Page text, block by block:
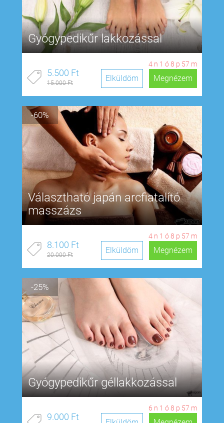
Gyógypedikűr lakkozással
4 n 1 ó8 p 57 m
5.500 Ft
15.000 Ft Megnézem
Elküldöm
-60%
Választható japán arcfiatalító
masszázs
4 n 1 ó8 p 57 m
8.100 Ft
20.000 Ft Megnézem
Elküldöm
-25%
Gyógypedikűr géllakkozással
6 n 1 ó8 p 57 m
9.000 Ft